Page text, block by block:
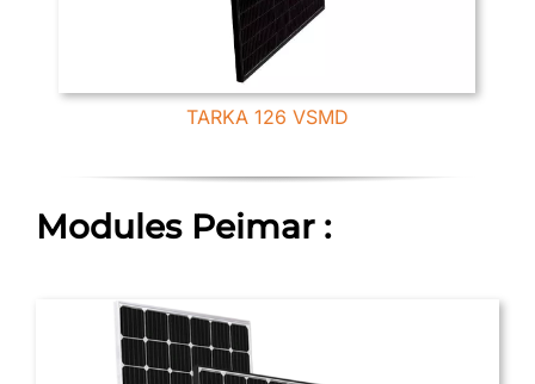
TARKA 126 VSMD
Modules Peimar :